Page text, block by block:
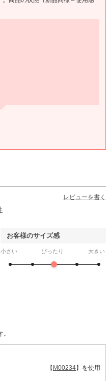
レビューを書く
お客様のサイズ感
小さい ぴったり 大きい
【M00234】を使用